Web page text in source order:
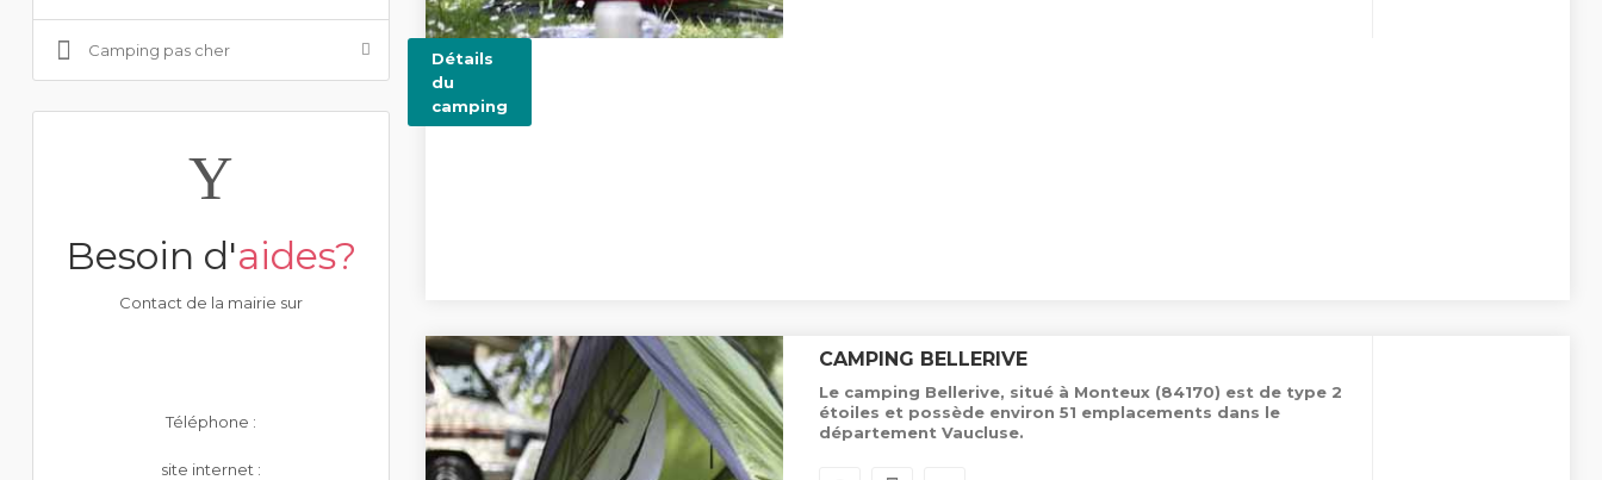
Camping pas cher
Besoin d'aides?
Contact de la mairie sur
Téléphone :
site internet :
Détails
du
camping
CAMPING BELLERIVE
Le camping Bellerive, situé à Monteux (84170) est de type 2
étoiles et possède environ 51 emplacements dans le
département Vaucluse.